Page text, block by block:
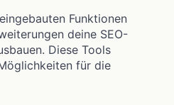
Funktionen
deine SEO-
Diese Tools
für die